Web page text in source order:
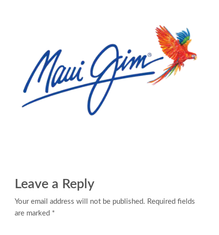
Leave a Reply
Your email address will not be published. Required fields
are marked *